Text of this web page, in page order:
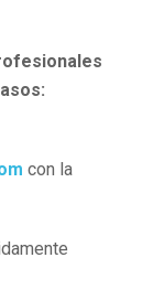
con la